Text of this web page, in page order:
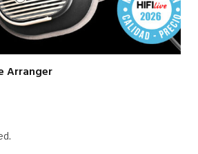
Arranger